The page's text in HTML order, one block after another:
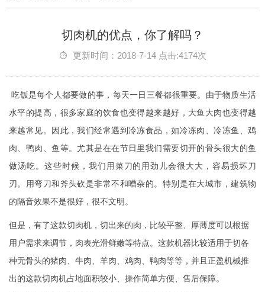
切肉机的优点，你了解吗？
更新时间：2018-7-14 点击:4174次
吃饭是每个人都要做的事，每天一日三餐都很重要。由于物质生活
水平的提高，很多家庭的饮食也变得越来越好，大鱼大肉也变得越
来越常见。因此，我们经常遇到冷冻食品，如冷冻肉、冷冻鱼、鸡
肉、鸭肉、鱼等。尤其是在在节日里我们需要切开的骨头很大的鱼
做汤吃。这些时候，我们用菜刀的用劲儿会很大大，容易损坏刀
刃。用弯刀和斧头砍是非常不和嘈杂的。特别是在大城市，建筑物
的隔音效果不是很好，很不文明。
但是，有了这款切肉机，切出来的肉，比较平整、厚薄度可以根据
用户需求来调节，肉表光滑鲜嫩等特点。这款机器比较适用于切各
种无骨头的猪肉、牛肉、羊肉、鸡肉、鸭肉等等，并且正盈机械推
出的这款切肉机占地面积较小、操作简单方便、售后保障。